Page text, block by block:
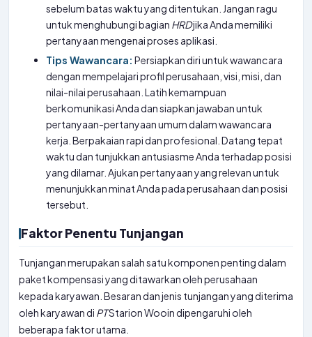
sebelum batas waktu yang ditentukan. Jangan ragu
untuk menghubungi bagian HRDjika Anda memiliki
pertanyaan mengenai proses aplikasi.
Tips Wawancara: Persiapkan diri untuk wawancara
dengan mempelajari profil perusahaan, visi, misi, dan
nilai-nilai perusahaan. Latih kemampuan
berkomunikasi Anda dan siapkan jawaban untuk
pertanyaan-pertanyaan umum dalam wawancara
kerja. Berpakaian rapi dan profesional. Datang tepat
waktu dan tunjukkan antusiasme Anda terhadap posisi
yang dilamar. Ajukan pertanyaan yang relevan untuk
menunjukkan minat Anda pada perusahaan dan posisi
tersebut.
Faktor Penentu Tunjangan
Tunjangan merupakan salah satu komponen penting dalam
paket kompensasi yang ditawarkan oleh perusahaan
kepada karyawan. Besaran dan jenis tunjangan yang diterima
oleh karyawan di PTStarion Wooin dipengaruhi oleh
beberapa faktor utama.